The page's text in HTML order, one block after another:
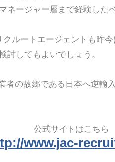
ネージャー層まで経験した
クルートエージェントも昨
討してもよいでしょう。
者の故郷である日本へ逆輸
公式サイトはこちら
www.jac-